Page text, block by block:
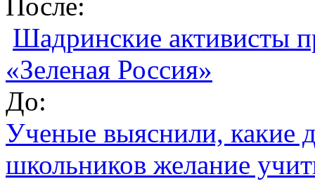
Шадринские активисты
«Зеленая Россия»
До:
Ученые выяснили, какие
школьников желание